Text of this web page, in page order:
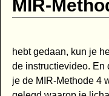
MIR-
hebt gedaan, kun je
de instructievideo. En
je de MIR-Methode 4